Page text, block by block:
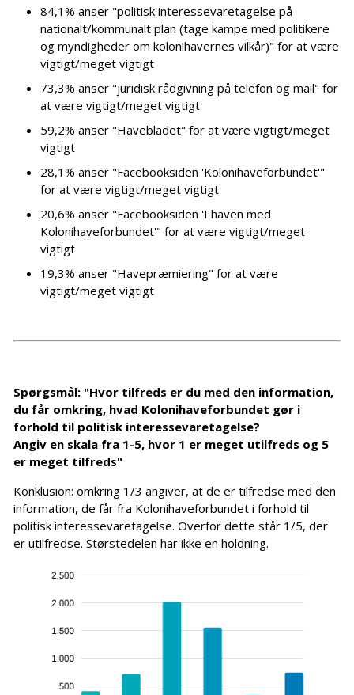
84,1% anser "politisk interessevaretagelse på
nationalt/kommunalt plan (tage kampe med politikere
og myndigheder om kolonihavernes vilkår)" for at være
vigtigt/meget vigtigt
73,3% anser "juridisk rådgivning på telefon og mail" for
at være vigtigt/meget vigtigt
59,2% anser "Havebladet" for at være vigtigt/meget
vigtigt
28,1% anser "Facebooksiden 'Kolonihaveforbundet'"
for at være vigtigt/meget vigtigt
20,6% anser "Facebooksiden 'I haven med
Kolonihaveforbundet'" for at være vigtigt/meget
vigtigt
19,3% anser "Havepræmiering" for at være
vigtigt/meget vigtigt
Spørgsmål: "Hvor tilfreds er du med den information,
du får omkring, hvad Kolonihaveforbundet gør i
forhold til politisk interessevaretagelse?
Angiv en skala fra 1-5, hvor 1 er meget utilfreds og 5
er meget tilfreds"
Konklusion: omkring 1/3 angiver, at de er tilfredse med den
information, de får fra Kolonihaveforbundet i forhold til
politisk interessevaretagelse. Overfor dette står 1/5, der
er utilfredse. Størstedelen har ikke en holdning.